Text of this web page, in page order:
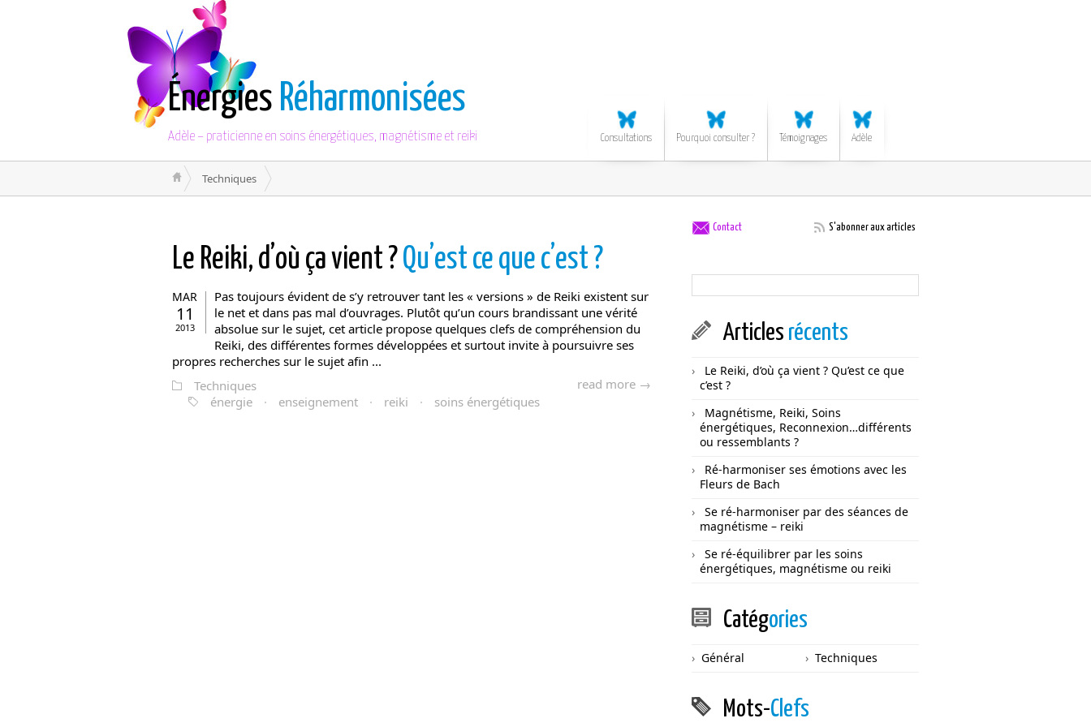
Énergies Réharmonisées
Adèle – praticienne en soins énergétiques, magnétisme et reiki Consultations Pourquoi consulter ? Témoignages Adèle
Techniques
Le Reiki, d’où ça vient ?Qu’est ce que c’est ?
MAR
11
2013
Pas toujours évident de s’y retrouver tant les « versions » de Reiki existent sur
le net et dans pas mal d’ouvrages. Plutôt qu’un cours brandissant une vérité
absolue sur le sujet, cet article propose quelques clefs de compréhension du
Reiki, des différentes formes développées et surtout invite à poursuivre ses
propres recherches sur le sujet afin ...
read more →
Techniques
énergie
· enseignement · reiki · soins énergétiques
Contact S'abonner aux articles
Articles récents
Le Reiki, d’où ça vient ? Qu’est ce que
c’est ?
Magnétisme, Reiki, Soins
énergétiques, Reconnexion…différents
ou ressemblants ?
Ré-harmoniser ses émotions avec les
Fleurs de Bach
Se ré-harmoniser par des séances de
magnétisme – reiki
Se ré-équilibrer par les soins
énergétiques, magnétisme ou reiki
Catégories
Général Techniques
Mots-Clefs